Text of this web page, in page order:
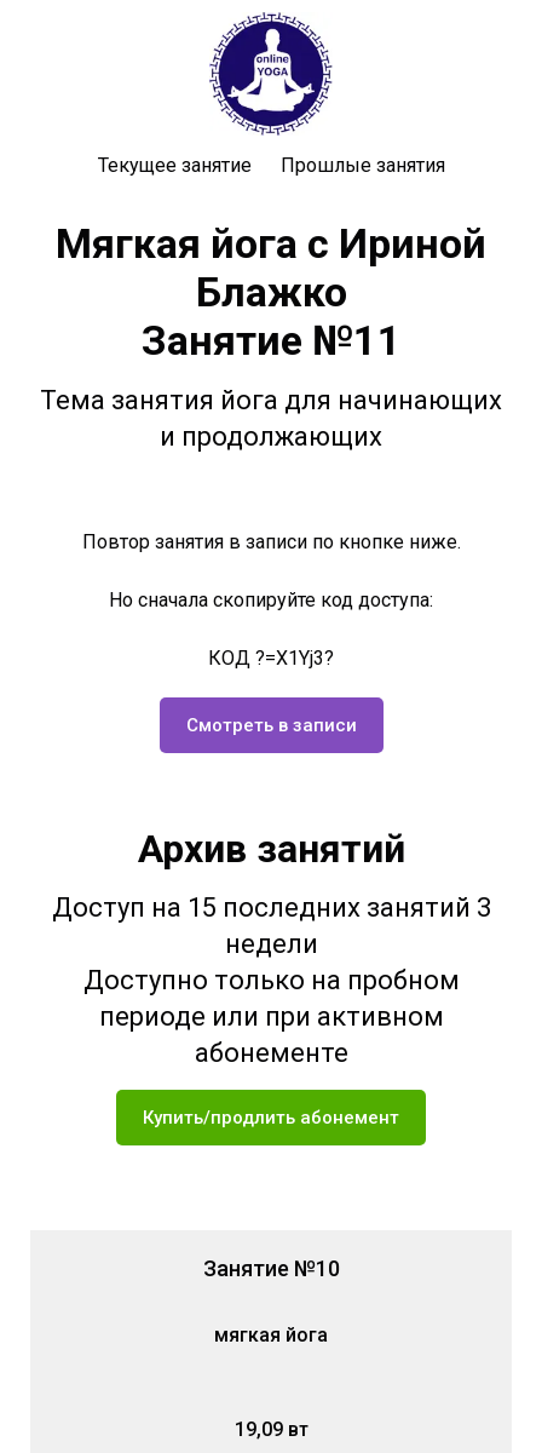
Текущее занятие Прошлые занятия
Мягкая йога с Ириной
Блажко
Занятие №11
Тема занятия йога для начинающих
и продолжающих
Повтор занятия в записи по кнопке ниже.
Но сначала скопируйте код доступа:
КОД ?=X1Yj3?
Смотреть в записи
Архив занятий
Доступ на 15 последних занятий 3
недели
Доступно только на пробном
периоде или при активном
абонементе
Купить/продлить абонемент
Занятие №10
мягкая йога
19,09 вт